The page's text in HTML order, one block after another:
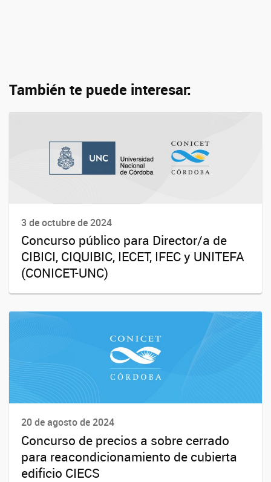
También te puede interesar:
3 de octubre de 2024
Concurso público para Director/a de
CIBICI, CIQUIBIC, IECET, IFEC y UNITEFA
(CONICET-UNC)
20 de agosto de 2024
Concurso de precios a sobre cerrado
para reacondicionamiento de cubierta
edificio CIECS